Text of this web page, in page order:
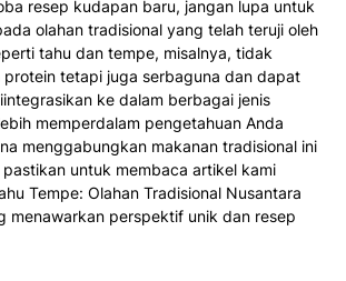
resep kudapan baru, jangan lupa untuk
olahan tradisional yang telah teruji oleh
tahu dan tempe, misalnya, tidak
protein tetapi juga serbaguna dan dapat
ke dalam berbagai jenis
memperdalam pengetahuan Anda
menggabungkan makanan tradisional ini
untuk membaca artikel kami
Tempe: Olahan Tradisional Nusantara
menawarkan perspektif unik dan resep